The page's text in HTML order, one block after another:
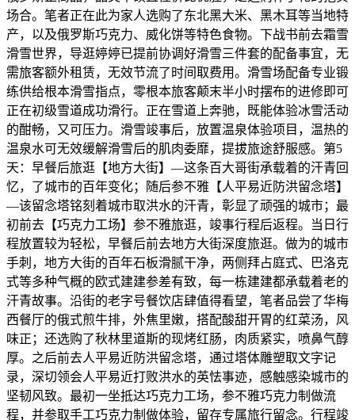
场合。笔者正在此为家人选购了东北黑大米、黑木耳等当地特
产，以及俄罗斯巧克力、威化饼等特色食物。下战书前去霜雪
滑雪世界，导逛婷婷已提前协调好滑雪三件套的配备事宜，无
需旅客额外租赁，无效节流了时间取费用。滑雪场配备专业锻
练供给根本滑雪指点，零根本旅客颠末半小时摆布的进修即可
正在初级雪道成功滑行。正在雪道上奔驰，既能体验冰雪活动
的酣畅，又可压力。滑雪竣事后，放置温泉体验项目，温热的
温泉水可无效缓解滑雪后的肌肉委靡，提拔旅途舒服感。第5
天：早餐后旅逛【地方大街】—这条百大哥街承载着的汗青回
忆，了城市的百年变化；随后参不雅【人平易近防洪留念塔】
—该留念塔铭刻着城市取洪水的汗青，彰显了顽强的城市；最
初前去【巧克力工场】参不雅旅逛，竣事行程后返程。当日行
程放置较为轻松，早餐后前去地方大街深度旅逛。做为的城市
手刺，地方大街的百年石板滑腻干净，两侧拜占庭式、巴洛克
式等多种气概的欧式建建参差有致，每一栋建建都承载着老的
汗青故事。沿街的老字号餐饮店肆值得看望，笔者品尝了华梅
西餐厅的俄式煎牛排，外焦里嫩，搭配酸甜开胃的红菜汤，风
味正；还选购了秋林里道斯的现烤红肠，肉质紧实，喷鼻气醇
厚。之后前去人平易近防洪留念塔，通过塔体雕塑取文字记
录，深切领会人平易近打败洪水的英怯事迹，感触感染城市的
坚韧风致。最初一坐抵达巧克力工场，参不雅巧克力制做流
程，并参取手工巧克力制做体验，留存专属旅行留念。行程竣